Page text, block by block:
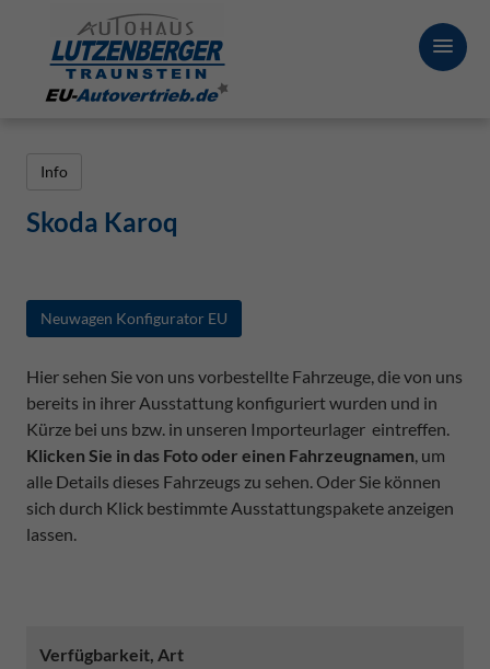
Info
Skoda Karoq
Neuwagen Konfigurator EU
Hier sehen Sie von uns vorbestellte Fahrzeuge, die von uns
bereits in ihrer Ausstattung konfiguriert wurden und in
Kürze bei uns bzw. in unseren Importeurlager eintreffen.
Klicken Sie in das Foto oder einen Fahrzeugnamen, um
alle Details dieses Fahrzeugs zu sehen. Oder Sie können
sich durch Klick bestimmte Ausstattungspakete anzeigen
lassen.
Verfügbarkeit, Art